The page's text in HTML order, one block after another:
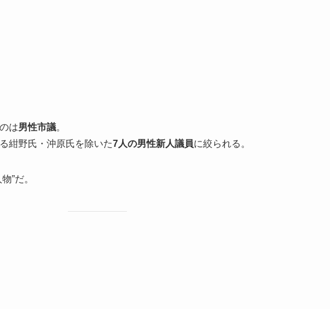
は男性市議。
紺野氏・沖原氏を除いた7人の男性新人議員に絞られる。
”だ。